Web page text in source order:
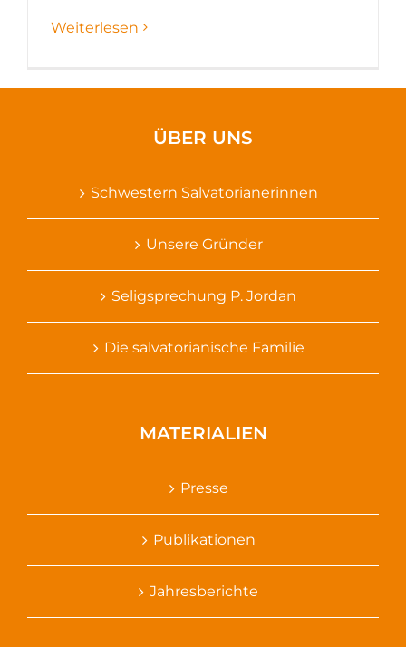
Weiterlesen
ÜBER UNS
Schwestern Salvatorianerinnen
Unsere Gründer
Seligsprechung P. Jordan
Die salvatorianische Familie
MATERIALIEN
Presse
Publikationen
Jahresberichte